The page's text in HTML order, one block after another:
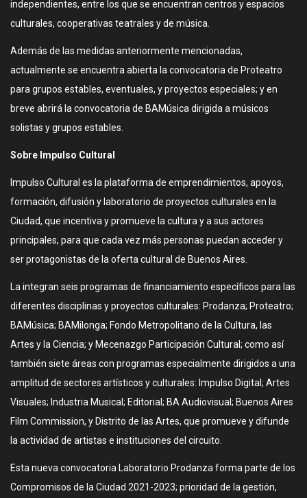
independientes, entre los que se encuentran centros y espacios
culturales, cooperativas teatrales y de música.
Además de las medidas anteriormente mencionadas,
actualmente se encuentra abierta la convocatoria de Proteatro
para grupos estables, eventuales, y proyectos especiales; y en
breve abrirá la convocatoria de BAMúsica dirigida a músicos
solistas y grupos estables.
Sobre Impulso Cultural
Impulso Cultural es la plataforma de emprendimientos, apoyos,
formación, difusión y laboratorio de proyectos culturales en la
Ciudad, que incentiva y promueve la cultura y a sus actores
principales, para que cada vez más personas puedan acceder y
ser protagonistas de la oferta cultural de Buenos Aires.
La integran seis programas de financiamiento específicos para las
diferentes disciplinas y proyectos culturales: Prodanza; Proteatro;
BAMúsica; BAMilonga; Fondo Metropolitano de la Cultura, las
Artes y la Ciencia; y Mecenazgo Participación Cultural; como así
también siete áreas con programas especialmente dirigidos a una
amplitud de sectores artísticos y culturales: Impulso Digital; Artes
Visuales; Industria Musical; Editorial; BA Audiovisual; Buenos Aires
Film Commission, y Distrito de las Artes, que promueve y difunde
la actividad de artistas e instituciones del circuito.
Esta nueva convocatoria Laboratorio Prodanza forma parte de los
Compromisos de la Ciudad 2021-2023; prioridad de la gestión,